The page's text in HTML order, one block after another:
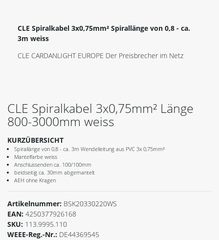
CLE Spiralkabel 3x0,75mm² Spirallänge von 0,8 - ca.
3m weiss
CLE CARDANLIGHT EUROPE Der Preisbrecher im Netz
CLE Spiralkabel 3x0,75mm² Länge
800-3000mm weiss
KURZÜBERSICHT
Spirallänge von 0,8 - ca. 3m Wendelleitung aus PVC 3x 0,75mm²
Mantelfarbe weiss
Anschlussenden ca. 100/100mm
beidseitig ca. 30mm abgemantelt
AEH ohne Kragen
Artikelnummer: BSK20330220WS
EAN: 4250377926168
SKU: 113.9995.110
WEEE-Reg.-Nr.: DE44369545